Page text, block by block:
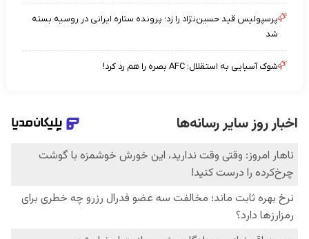
پرسپولیس قید حسین‌نژاد را زد؛ پرونده ستاره ایرانی در روسیه بسته
شد
شوک آسیایی به استقلال؛ AFC بصره را هم رد کرد!